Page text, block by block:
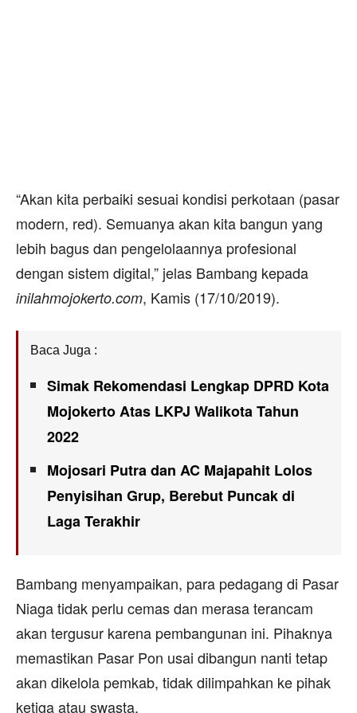
“Akan kita perbaiki sesuai kondisi perkotaan (pasar
modern, red). Semuanya akan kita bangun yang
lebih bagus dan pengelolaannya profesional
dengan sistem digital,” jelas Bambang kepada
inilahmojokerto.com, Kamis (17/10/2019).
Baca Juga :
Simak Rekomendasi Lengkap DPRD Kota
Mojokerto Atas LKPJ Walikota Tahun
2022
Mojosari Putra dan AC Majapahit Lolos
Penyisihan Grup, Berebut Puncak di
Laga Terakhir
Bambang menyampaikan, para pedagang di Pasar
Niaga tidak perlu cemas dan merasa terancam
akan tergusur karena pembangunan ini. Pihaknya
memastikan Pasar Pon usai dibangun nanti tetap
akan dikelola pemkab, tidak dilimpahkan ke pihak
ketiga atau swasta.